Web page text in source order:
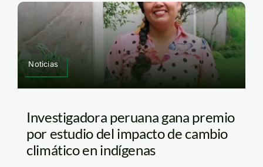
Noticias
Investigadora peruana gana premio
por estudio del impacto de cambio
climático en indígenas